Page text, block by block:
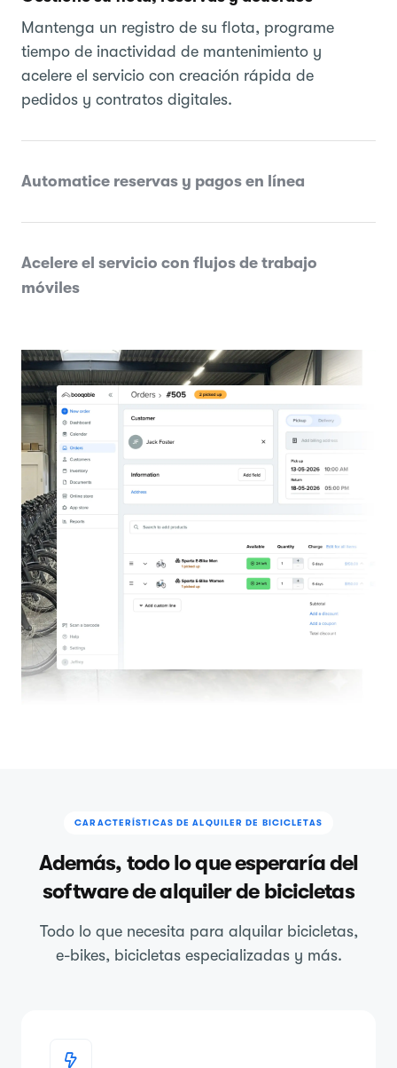
Mantenga un registro de su flota, programe
tiempo de inactividad de mantenimiento y
acelere el servicio con creación rápida de
pedidos y contratos digitales.
Automatice reservas y pagos en línea
Acelere el servicio con flujos de trabajo
móviles
CARACTERÍSTICAS DE ALQUILER DE BICICLETAS
Además, todo lo que esperaría del
software de alquiler de bicicletas
Todo lo que necesita para alquilar bicicletas,
e-bikes, bicicletas especializadas y más.